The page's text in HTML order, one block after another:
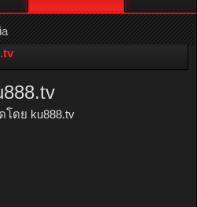
เอียดเพิ่มเติม คลิกที่นี่
ดย ku888.tv